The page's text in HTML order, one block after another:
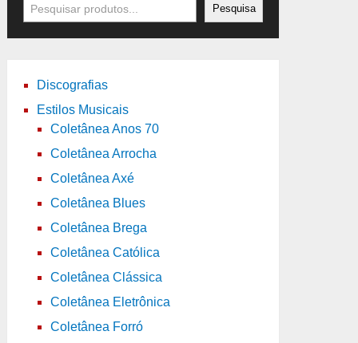
Pesquisa
Discografias
Estilos Musicais
Coletânea Anos 70
Coletânea Arrocha
Coletânea Axé
Coletânea Blues
Coletânea Brega
Coletânea Católica
Coletânea Clássica
Coletânea Eletrônica
Coletânea Forró